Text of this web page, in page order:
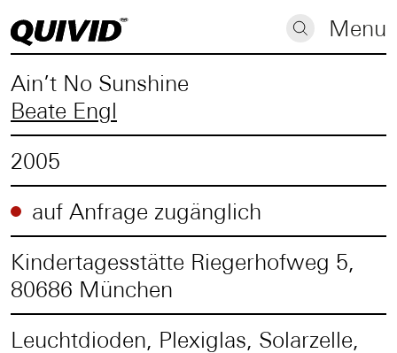
Menu
Ain’t No Sunshine
Beate Engl
2005
auf Anfrage zugänglich
Kindertagesstätte Riegerhofweg 5,
80686 München
Leuchtdioden, Plexiglas, Solarzelle,